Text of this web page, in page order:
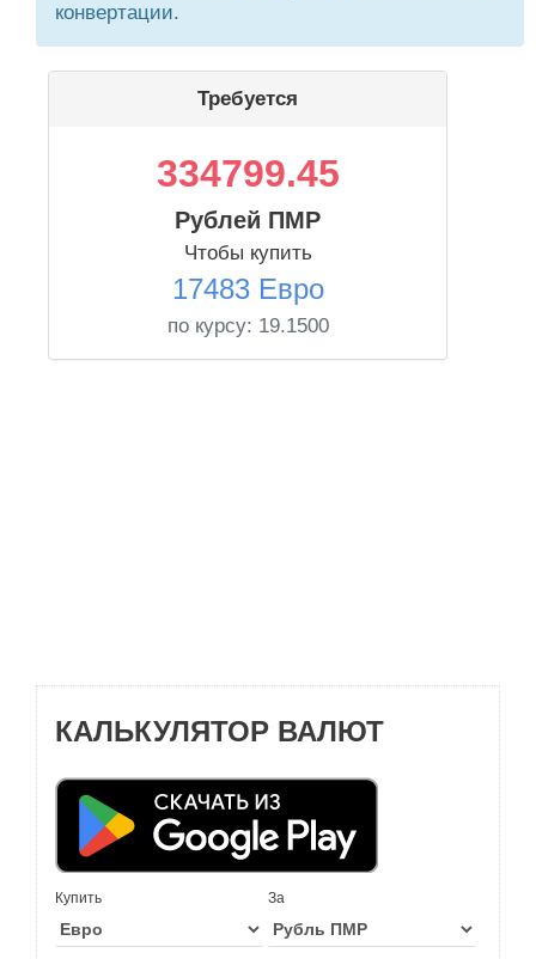
конвертации.
Требуется
334799.45
Рублей ПМР
Чтобы купить
17483 Евро
по курсу: 19.1500
КАЛЬКУЛЯТОР ВАЛЮТ
Купить За